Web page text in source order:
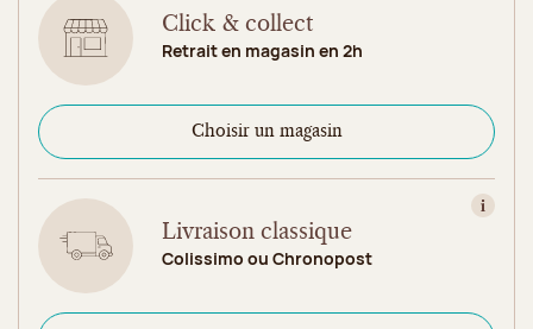
Click & collect
Retrait en magasin en 2h
Choisir un magasin
Livraison classique
Colissimo ou Chronopost